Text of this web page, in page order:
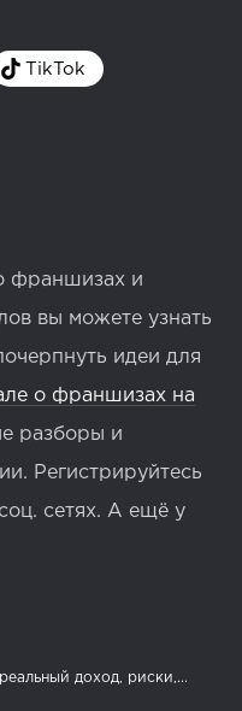
TikTok
франшизах и
вы можете узнать
идеи для
о франшизах на
разборы и
Регистрируйтесь
сетях. А ещё у
доход, риски,...